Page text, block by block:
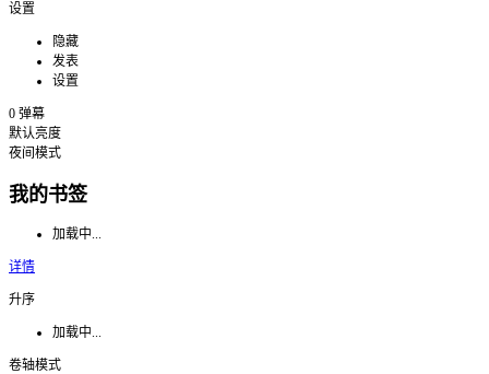
设置
隐藏
发表
设置
0 弹幕
默认亮度
夜间模式
我的书签
加载中...
详情
升序
加载中...
卷轴模式